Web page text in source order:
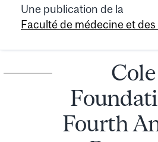
Une publication de la
Faculté de médecine et
Cole
Fourth